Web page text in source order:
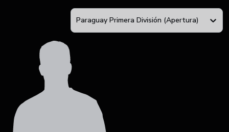
Paraguay Primera División (Apertura)